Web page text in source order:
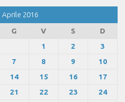
Aprile 2016
G V S
D
1
2
3
7 8 9
10
14 15 16
17
21 22 23
24